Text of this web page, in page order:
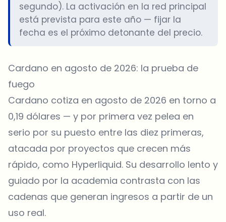
segundo). La activación en la red principal
está prevista para este año — fijar la
fecha es el próximo detonante del precio.
Cardano en agosto de 2026: la prueba de
fuego
Cardano cotiza en agosto de 2026 en torno a
0,19 dólares — y por primera vez pelea en
serio por su puesto entre las diez primeras,
atacada por proyectos que crecen más
rápido, como Hyperliquid. Su desarrollo lento y
guiado por la academia contrasta con las
cadenas que generan ingresos a partir de un
uso real.